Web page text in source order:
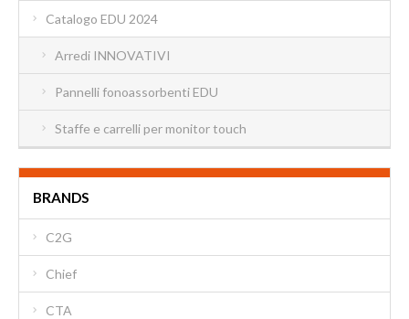
Catalogo EDU 2024
Arredi INNOVATIVI
Pannelli fonoassorbenti EDU
Staffe e carrelli per monitor touch
BRANDS
C2G
Chief
CTA